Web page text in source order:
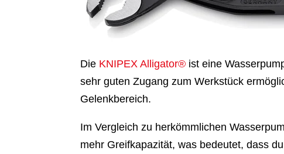
Die KNIPEX Alligator® ist eine
sehr guten Zugang zum Werkstück
Gelenkbereich.
Im Vergleich zu herkömmlichen
mehr Greifkapazität, was bedeutet, dass